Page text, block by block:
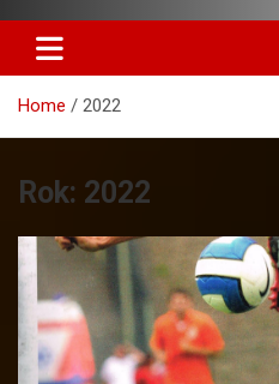
Home 2022
Rok: 2022